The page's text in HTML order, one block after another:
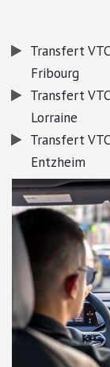
Transfert
Fribourg
Transfert
Lorraine
Transfert
Entzheim